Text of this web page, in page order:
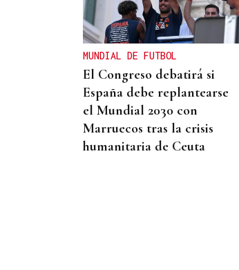
Muere a los 50 años el DJ
francés Kavinsky, autor del
icónico tema "Nightcall"
MUNDIAL DE FUTBOL
El Congreso debatirá si
España debe replantearse
el Mundial 2030 con
Marruecos tras la crisis
humanitaria de Ceuta